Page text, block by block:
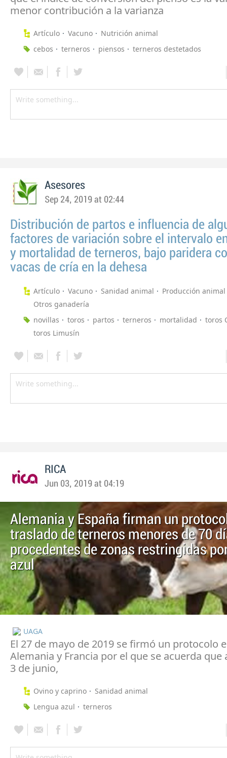
menor contribución a la varianza
Artículo Vacuno
Nutrición animal
cebos
terneros piensos terneros destetados
Asesores
Sep 24, 2019 at 02:44
Distribución de partos e influencia de
factores de variación sobre el intervalo
y mortalidad de terneros, bajo paridera
vacas de cría en la dehesa
Artículo Vacuno Sanidad animal
Producción animal
Otros ganadería
novillas
toros partos terneros mortalidad
toros
toros Limusín
RICA
Jun 03, 2019 at 04:19
Alemania y España firman un
traslado de terneros menores de 70
procedentes de zonas restringidas
azul
UAGA
El 27 de mayo de 2019 se firmó un protocolo
Alemania y Francia por el que se acuerda que
3 de junio,
Ovino y caprino
Sanidad animal
Lengua azul
terneros